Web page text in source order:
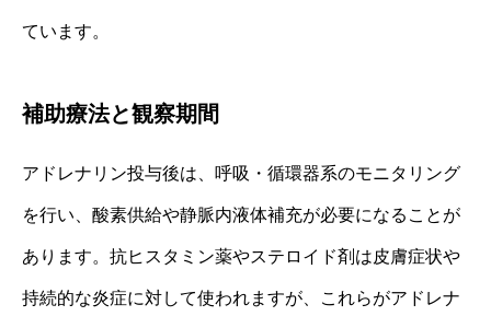
ています。
補助療法と観察期間
アドレナリン投与後は、呼吸・循環器系のモニタリング
を行い、酸素供給や静脈内液体補充が必要になることが
あります。抗ヒスタミン薬やステロイド剤は皮膚症状や
持続的な炎症に対して使われますが、これらがアドレナ